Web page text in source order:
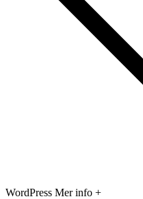
WordPress Mer info +